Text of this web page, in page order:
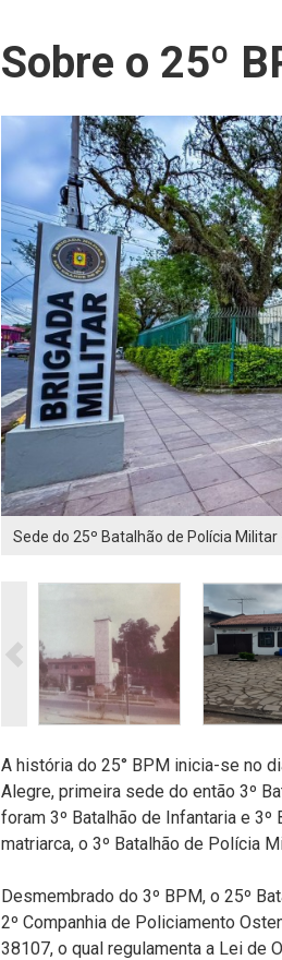
Sobre o 25º
Sede do 25º Batalhão de Polícia Militar
A história do 25° BPM inicia-se no
Alegre, primeira sede do então 3º
foram 3º Batalhão de Infantaria e
matriarca, o 3º Batalhão de Polícia
Desmembrado do 3º BPM, o 25º
2º Companhia de Policiamento
38107, o qual regulamenta a Lei de